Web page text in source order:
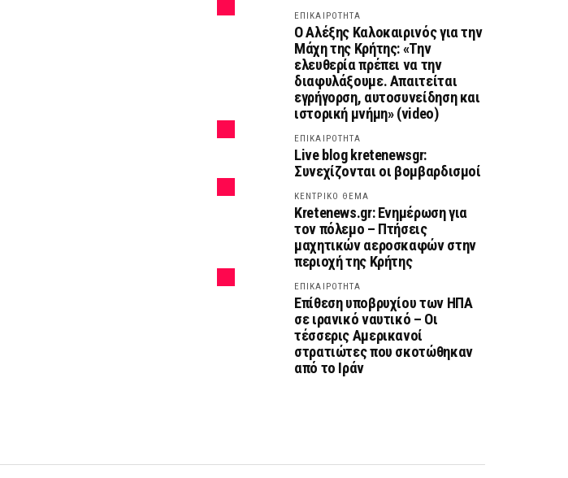
ΕΠΙΚΑΙΡΟΤΗΤΑ
Ο Αλέξης Καλοκαιρινός για την
Μάχη της Κρήτης: «Την
ελευθερία πρέπει να την
διαφυλάξουμε. Απαιτείται
εγρήγορση, αυτοσυνείδηση και
ιστορική μνήμη» (video)
ΕΠΙΚΑΙΡΟΤΗΤΑ
Live blog kretenewsgr:
Συνεχίζονται οι βομβαρδισμοί
ΚΕΝΤΡΙΚΟ ΘΕΜΑ
Kretenews.gr: Ενημέρωση για
τον πόλεμο – Πτήσεις
μαχητικών αεροσκαφών στην
περιοχή της Κρήτης
ΕΠΙΚΑΙΡΟΤΗΤΑ
Επίθεση υποβρυχίου των ΗΠΑ
σε ιρανικό ναυτικό – Οι
τέσσερις Αμερικανοί
στρατιώτες που σκοτώθηκαν
από το Ιράν